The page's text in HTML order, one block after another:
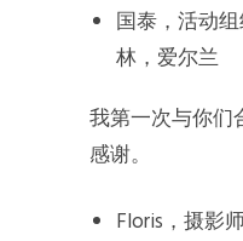
国泰，活动
林，爱尔兰
我第一次与你们
感谢。
Floris，摄影